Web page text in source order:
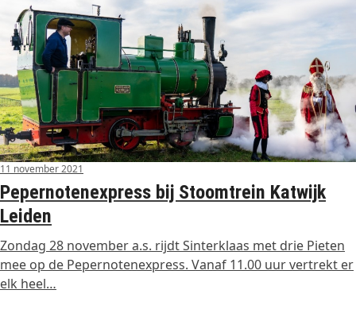
11 november 2021
Pepernotenexpress bij Stoomtrein Katwijk
Leiden
Zondag 28 november a.s. rijdt Sinterklaas met drie Pieten
mee op de Pepernotenexpress. Vanaf 11.00 uur vertrekt er
elk heel…